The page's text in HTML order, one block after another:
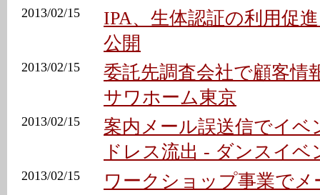
2013/02/15
IPA、生体認証の利用促
公開
2013/02/15
委託先調査会社で顧客情
サワホーム東京
2013/02/15
案内メール誤送信でイベ
ドレス流出 - ダンスイベ
2013/02/15
ワークショップ事業で